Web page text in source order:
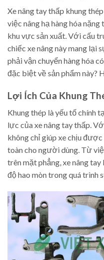
Xe nâng tay thấp khung
việc nâng hạ hàng hóa nặng
khu vực sản xuất. Với cấu
chiếc xe nâng này mang lại
phải vận chuyển hàng hóa
đặc biệt về sản phẩm này?
Lợi Ích Của Khung
Khung thép là yếu tố chính
lực của xe nâng tay thấp.
không chỉ giúp xe chịu
toàn cho người dùng. Từ
trên mặt phẳng, xe nâng
độ hao mòn trong quá trình